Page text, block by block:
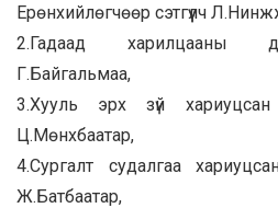
Ерөнхийлөгчөөр сэтгүүлч
2.Гадаад харилцааны
Г.Байгальмаа,
3.Хууль эрх зүй
Ц.Мөнхбаатар,
4.Сургалт судалгаа
Ж.Батбаатар,